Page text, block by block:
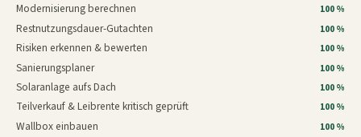
Modernisierung berechnen 100 %
Restnutzungsdauer-Gutachten 100 %
Risiken erkennen & bewerten 100 %
Sanierungsplaner 100 %
Solaranlage aufs Dach 100 %
Teilverkauf & Leibrente kritisch geprüft 100 %
Wallbox einbauen 100 %